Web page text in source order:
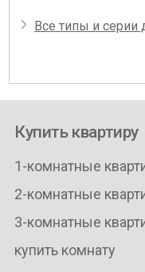
Все типы и серии
Купить квартиру
1-комнатные
2-комнатные
3-комнатные
купить комнату